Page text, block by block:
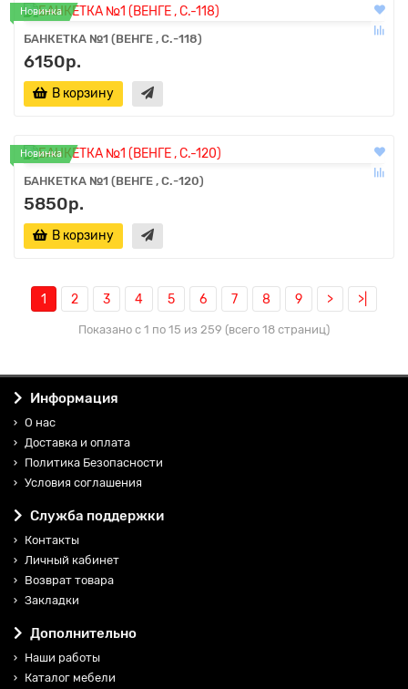
Новинка
БАНКЕТКА №1 (ВЕНГЕ , С.-118)
6150р.
В корзину
Новинка
БАНКЕТКА №1 (ВЕНГЕ , С.-120)
5850р.
В корзину
1 2 3 4 5 6 7 8 9 > >|
Показано с 1 по 15 из 259 (всего 18 страниц)
Информация
О нас
Доставка и оплата
Политика Безопасности
Условия соглашения
Служба поддержки
Контакты
Личный кабинет
Возврат товара
Закладки
Дополнительно
Наши работы
Каталог мебели